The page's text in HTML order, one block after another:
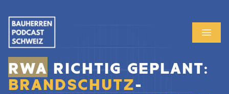
RWA RICHTIG GEPLANT:
BRANDSCHUTZ-